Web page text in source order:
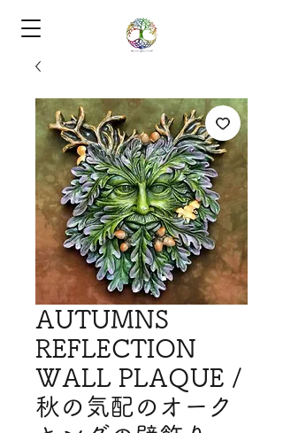
AUTUMNS
REFLECTION
WALL PLAQUE /
秋の気配のオーク